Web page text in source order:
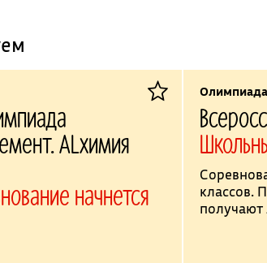
ALхимия
начнется
Олимпиада
классов.
получают